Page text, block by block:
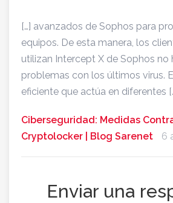
[…] avanzados de Sophos para
equipos. De esta manera, los
utilizan Intercept X de Sophos no
problemas con los últimos virus.
eficiente que actúa en diferentes
Ciberseguridad: Medidas
Cryptolocker | Blog Sarenet
6
Enviar una